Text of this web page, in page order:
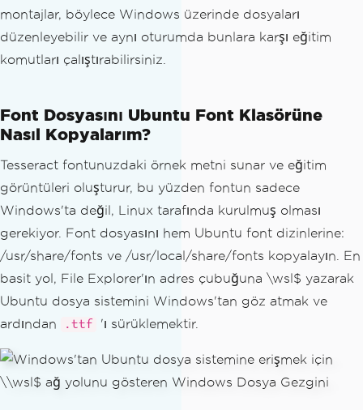
montajlar, böylece Windows üzerinde dosyaları
düzenleyebilir ve aynı oturumda bunlara karşı eğitim
komutları çalıştırabilirsiniz.
Font Dosyasını Ubuntu Font Klasörüne
Nasıl Kopyalarım?
Tesseract fontunuzdaki örnek metni sunar ve eğitim
görüntüleri oluşturur, bu yüzden fontun sadece
Windows'ta değil, Linux tarafında kurulmuş olması
gerekiyor. Font dosyasını hem Ubuntu font dizinlerine:
/usr/share/fonts ve /usr/local/share/fonts kopyalayın. En
basit yol, File Explorer'ın adres çubuğuna \wsl$ yazarak
Ubuntu dosya sistemini Windows'tan göz atmak ve
ardından
.ttf 'ı sürüklemektir.